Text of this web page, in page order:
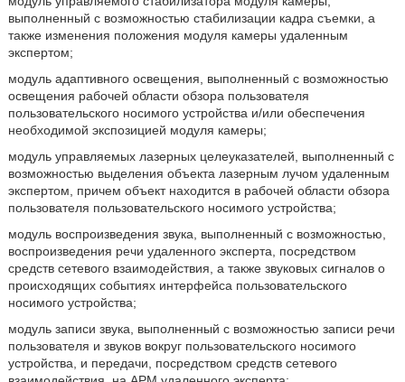
выполненный с возможностью стабилизации кадра съемки, а
также изменения положения модуля камеры удаленным
экспертом;
модуль адаптивного освещения, выполненный с возможностью
освещения рабочей области обзора пользователя
пользовательского носимого устройства и/или обеспечения
необходимой экспозицией модуля камеры;
модуль управляемых лазерных целеуказателей, выполненный с
возможностью выделения объекта лазерным лучом удаленным
экспертом, причем объект находится в рабочей области обзора
пользователя пользовательского носимого устройства;
модуль воспроизведения звука, выполненный с возможностью,
воспроизведения речи удаленного эксперта, посредством
средств сетевого взаимодействия, а также звуковых сигналов о
происходящих событиях интерфейса пользовательского
носимого устройства;
модуль записи звука, выполненный с возможностью записи речи
пользователя и звуков вокруг пользовательского носимого
устройства, и передачи, посредством средств сетевого